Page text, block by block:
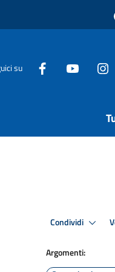
su
Condividi
Argomenti: